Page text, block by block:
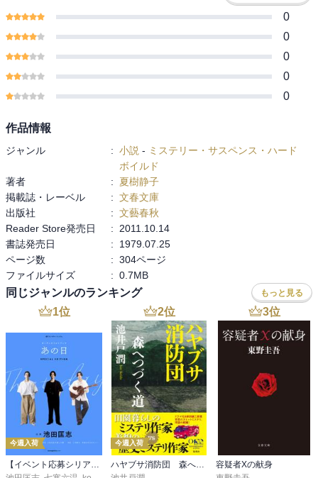
0
0
0
0
0
作品情報
ジャンル : 小説 - ミステリー・サスペンス・ハード
ボイルド
著者
:
夏樹静子
掲載誌・レーベル
: 文春文庫
出版社
: 文藝春秋
Reader Store発売日
:
2011.10.14
書誌発売日
:
1979.07.25
ページ数
: 304ページ
ファイルサイズ
: 0.7MB
同じジャンルのランキング もっと見る
1位
今週入荷
【イベント応募シリアルコード付】池田匡志出演・オーディオフォトブック「あの日」SPECIAL EDITION（音声／動画付）
2位
今週入荷
ハヤブサ消防団 森へつづく道
3位
容疑者Xの献身